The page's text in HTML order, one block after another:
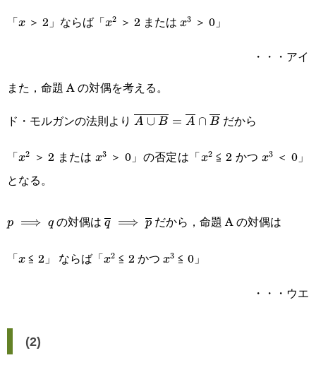
「x
x ＞ 2」ならば「x^2
x2 ＞ 2 または x^3
x3 ＞ 0」
・・・アイ
また，命題 A の対偶を考える。
ド・モルガンの法則より \overline{A\cup
A ∪ B = A ∩ Bだから
「x^2
x2 ＞ 2 またはx^3
x3 ＞ 0」の否定は「x^2
x2 ≦ 2 かつ x^3
x3
＜ 0」
となる。
p ⟹ qの対偶は \overline{q}\implies\overline{p}
q ⟹ pだから，命題 A の対偶は
「x
x ≦ 2」 ならば「x^2
x2 ≦ 2 かつ x^3
x3 ≦ 0」
・・・ウエ
(2)